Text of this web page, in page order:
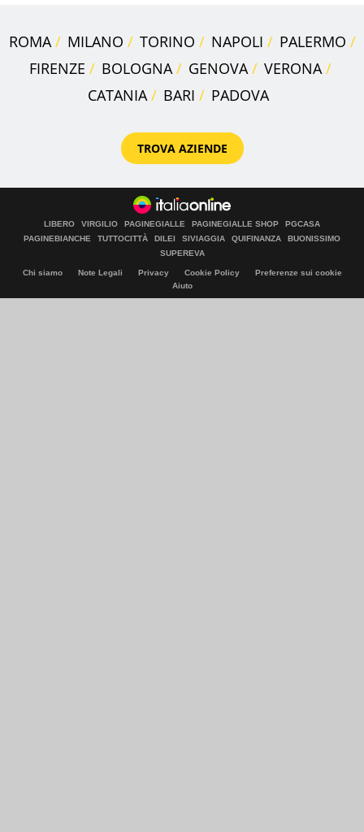
ROMA MILANO TORINO NAPOLI
PALERMO
FIRENZE
BOLOGNA GENOVA
VERONA
CATANIA
BARI PADOVA
TROVA AZIENDE
LIBERO VIRGILIO PAGINEGIALLE PAGINEGIALLE SHOP
PGCASA
PAGINEBIANCHE
TUTTOCITTÀ DILEI SIVIAGGIA QUIFINANZA
BUONISSIMO
SUPEREVA
Chi siamo Note Legali Privacy Cookie Policy
Preferenze sui cookie
Aiuto